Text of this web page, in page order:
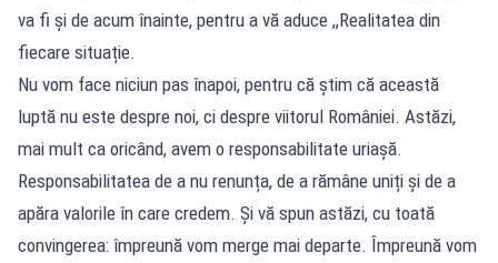
va fi și de acum înainte, pentru a vă aduce ,,Realitatea din
fiecare situație.
Nu vom face niciun pas înapoi, pentru că știm că această
luptă nu este despre noi, ci despre viitorul României. Astăzi,
mai mult ca oricând, avem o responsabilitate uriașă.
Responsabilitatea de a nu renunța, de a rămâne uniți și de a
apăra valorile în care credem. Și vă spun astăzi, cu toată
convingerea: împreună vom merge mai departe. Împreună vom